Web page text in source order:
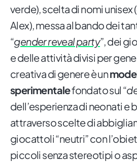
verde), scelta di nomi unisex
Alex), messa al bando dei
“gender reveal party”, dei
e delle attività divisi per
creativa di genere è un
sperimentalefondato sul “
dell’esperienza di neonati e
attraverso scelte di
giocattoli “neutri” con
piccoli senza stereotipi o